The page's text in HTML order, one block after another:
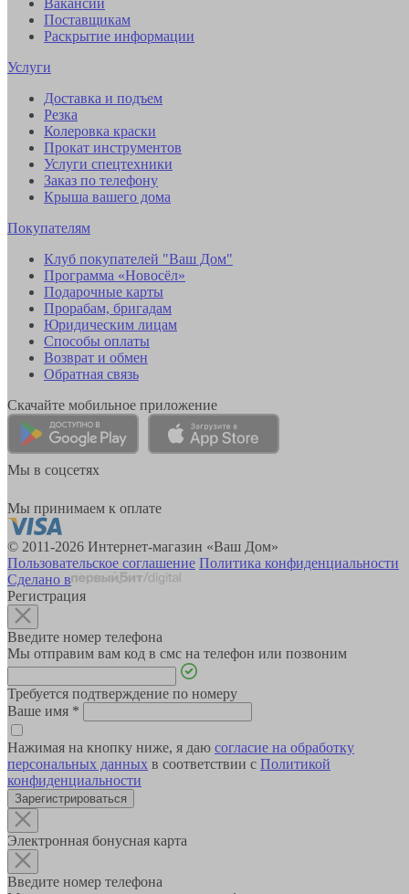
Поставщикам
Раскрытие информации
Услуги
Доставка и подъем
Резка
Колеровка краски
Прокат инструментов
Услуги спецтехники
Заказ по телефону
Крыша вашего дома
Покупателям
Клуб покупателей "Ваш Дом"
Программа «Новосёл»
Подарочные карты
Прорабам, бригадам
Юридическим лицам
Способы оплаты
Возврат и обмен
Обратная связь
Скачайте мобильное приложение
Мы в соцсетях
Мы принимаем к оплате
© 2011-2026 Интернет-магазин «Ваш Дом»
Пользовательское соглашение Политика конфиденциальности
Сделано в
Регистрация
Введите номер телефона
Мы отправим вам код в смс на телефон или позвоним
Требуется подтверждение по номеру
Ваше имя *
Нажимая на кнопку ниже, я даю согласие на обработку
персональных данных в соответствии с Политикой
конфиденциальности
Зарегистрироваться
Электронная бонусная карта
Введите номер телефона